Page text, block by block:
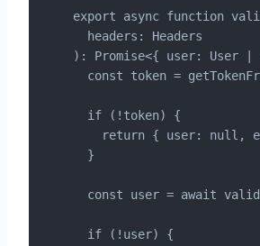
export async function
  headers: Headers
): Promise<{ user:
const token =
  if (!token) {
return { user: null,
  }
const user = await
  if (!user) {